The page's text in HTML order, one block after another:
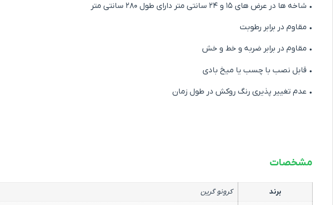
• شاخه ها در عرض های ۱۵ و ۲۴ سانتی متر دارای طول ۲۸۰ سانتی متر
• مقاوم در برابر رطوبت
• مقاوم در برابر ضربه و خط و خش
• قابل نصب با چسب یا میخ بادی
• عدم تغییر پذیری رنگ روکش در طول زمان
مشخصات
برند
کرونو گرین